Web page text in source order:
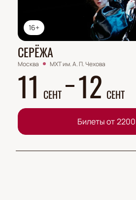
16+
СЕРЁЖА
Москва МХТ им. А. П. Чехова
11 СЕНТ 12 СЕНТ
Билеты от2200